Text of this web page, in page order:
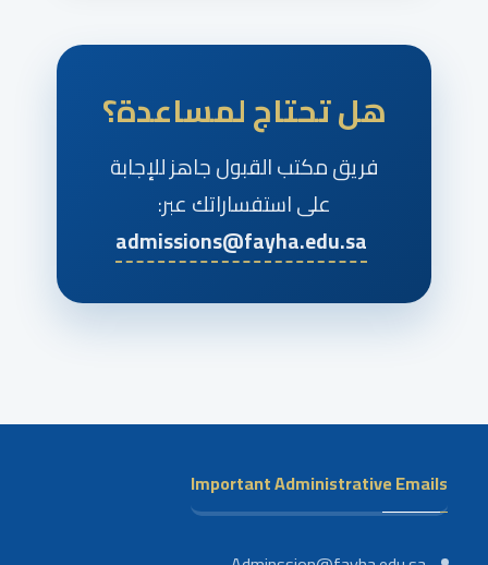
هل تحتاج لمساعدة؟
فريق مكتب القبول جاهز للإجابة
على استفساراتك عبر:
admissions@fayha.edu.sa
Important Administrative Emails